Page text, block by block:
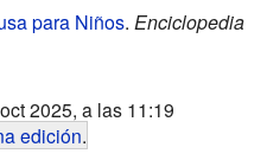
para Niños. Enciclopedia
2025, a las 11:19
edición.